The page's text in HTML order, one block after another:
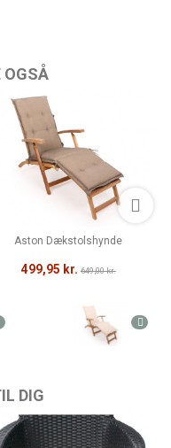
OGSÅ
Aston Dækstolshynde
499,95 kr. 649,00 kr.
DIG